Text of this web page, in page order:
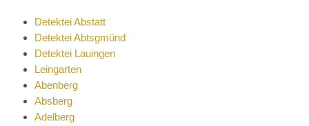
Detektei Abstatt
Detektei Abtsgmünd
Detektei Lauingen
Leingarten
Abenberg
Absberg
Adelberg